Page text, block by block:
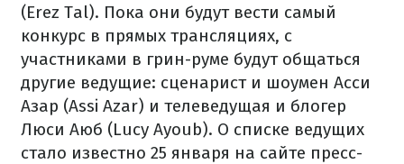
(Erez Tal). Пока они будут вести самый
конкурс в прямых трансляциях, с
участниками в грин-руме будут общаться
другие ведущие: сценарист и шоумен Асси
Азар (Assi Azar) и телеведущая и блогер
Люси Аюб (Lucy Ayoub). О списке ведущих
стало известно 25 января на сайте пресс-